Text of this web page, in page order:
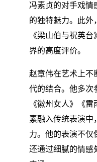
冯素贞的对手戏情
的独特魅力。此外
《梁山伯与祝英
界的高度评价。
赵章伟在艺术上不
代的结合。他多次
《徽州女人》《
素融入传统表演中
力。他的表演不仅
还通过细腻的情感